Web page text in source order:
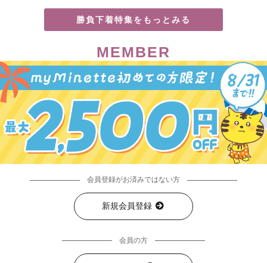
勝負下着特集をもっとみる
MEMBER
会員登録がお済みではない方
新規会員登録
会員の方